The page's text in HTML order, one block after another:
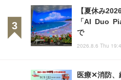
【夏休み
「AI Duo
で
2026.8.6 Thu
医療✕消防、